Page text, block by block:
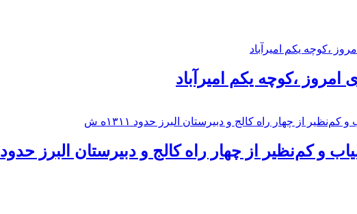
امروز ،کوچه یکم امیرآباد
و کم‌نظیر از چهار راه كالج و دبيرستان البرز حدود ۱۳۱۱ه ش